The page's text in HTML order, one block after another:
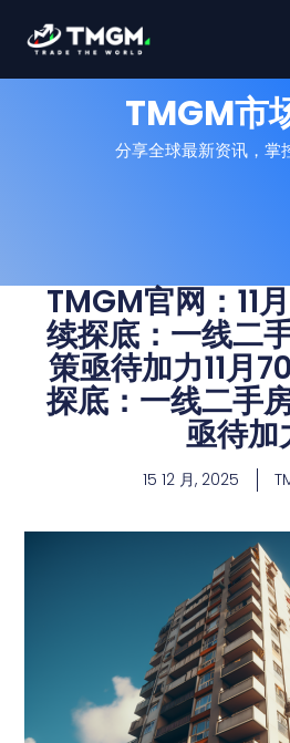
TMGM市
分享全球最新资讯，掌
TMGM官网：11
续探底：一线二
策亟待加力11月
探底：一线二手
亟待加
15 12 月, 2025